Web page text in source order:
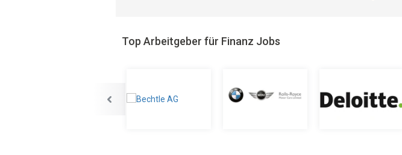
Top Arbeitgeber für Finanz Jobs